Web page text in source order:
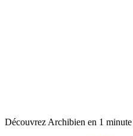
Découvrez Archibien en 1 minute